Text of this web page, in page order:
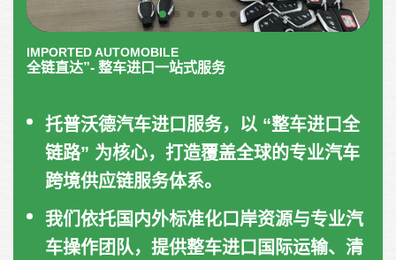
IMPORTED AUTOMOBILE
全链直达”- 整车进口一站式服务
托普沃德汽车进口服务，以 “整车进口全
链路” 为核心，打造覆盖全球的专业汽车
跨境供应链服务体系。
我们依托国内外标准化口岸资源与专业汽
车操作团队，提供整车进口国际运输、清